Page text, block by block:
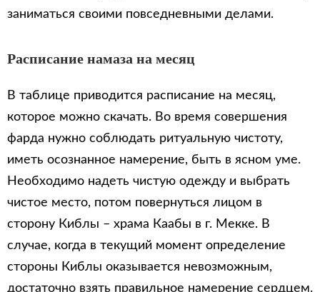
заниматься своими повседневными делами.
Расписание намаза на месяц
В таблице приводится расписание на месяц,
которое можно скачать. Во время совершения
фарда нужно соблюдать ритуальную чистоту,
иметь осознанное намерение, быть в ясном уме.
Необходимо надеть чистую одежду и выбрать
чистое место, потом повернуться лицом в
сторону Киблы – храма Каабы в г. Мекке. В
случае, когда в текущий момент определение
стороны Киблы оказывается невозможным,
достаточно взять правильное намерение сердцем.